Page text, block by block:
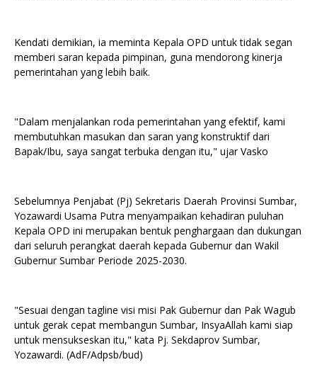
Kendati demikian, ia meminta Kepala OPD untuk tidak segan
memberi saran kepada pimpinan, guna mendorong kinerja
pemerintahan yang lebih baik.
"Dalam menjalankan roda pemerintahan yang efektif, kami
membutuhkan masukan dan saran yang konstruktif dari
Bapak/Ibu, saya sangat terbuka dengan itu," ujar Vasko
Sebelumnya Penjabat (Pj) Sekretaris Daerah Provinsi Sumbar,
Yozawardi Usama Putra menyampaikan kehadiran puluhan
Kepala OPD ini merupakan bentuk penghargaan dan dukungan
dari seluruh perangkat daerah kepada Gubernur dan Wakil
Gubernur Sumbar Periode 2025-2030.
"Sesuai dengan tagline visi misi Pak Gubernur dan Pak Wagub
untuk gerak cepat membangun Sumbar, InsyaAllah kami siap
untuk mensukseskan itu," kata Pj. Sekdaprov Sumbar,
Yozawardi. (AdF/Adpsb/bud)